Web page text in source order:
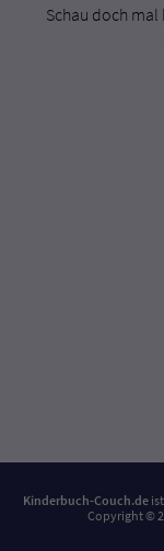
Schau doch
Kinderbuch-Couch.de
Copyright ©